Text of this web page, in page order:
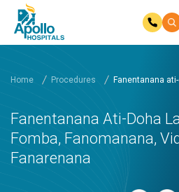
Home Procedures Fanentanana
Fanentanana Ati-Doha
Fomba, Fanomanana,
Fanarenana